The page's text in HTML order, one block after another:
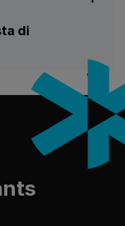
Non
il
il fornitore di
di
modificare
sulla
a
verranno